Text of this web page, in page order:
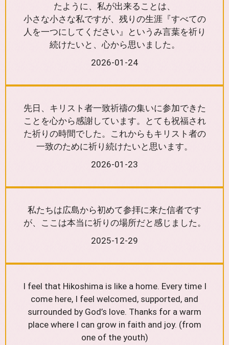
たように、私が出来ることは、
小さな小さな私ですが、残りの生涯『すべての
人を一つにしてください』というみ言葉を祈り
続けたいと、心から思いました。
2026-01-24
先日、キリスト者一致祈禱の集いに参加できた
ことを心から感謝しています。とても祝福され
た祈りの時間でした。これからもキリスト者の
一致のために祈り続けたいと思います。
2026-01-23
私たちは広島から初めて参拝に来た信者です
が、ここは本当に祈りの場所だと感じました。
2025-12-29
I feel that Hikoshima is like a home. Every time I
come here, I feel welcomed, supported, and
surrounded by God’s love. Thanks for a warm
place where I can grow in faith and joy. (from
one of the youth)